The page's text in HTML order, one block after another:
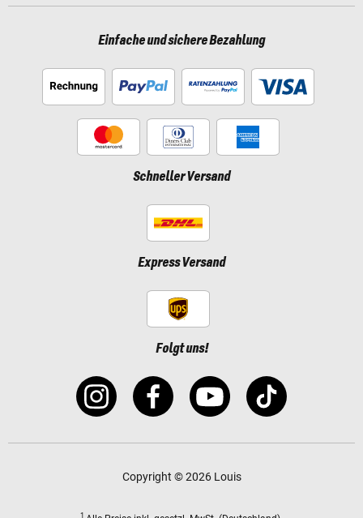
Einfache und sichere Bezahlung
Schneller Versand
Express Versand
Folgt uns!
Copyright © 2026 Louis
1